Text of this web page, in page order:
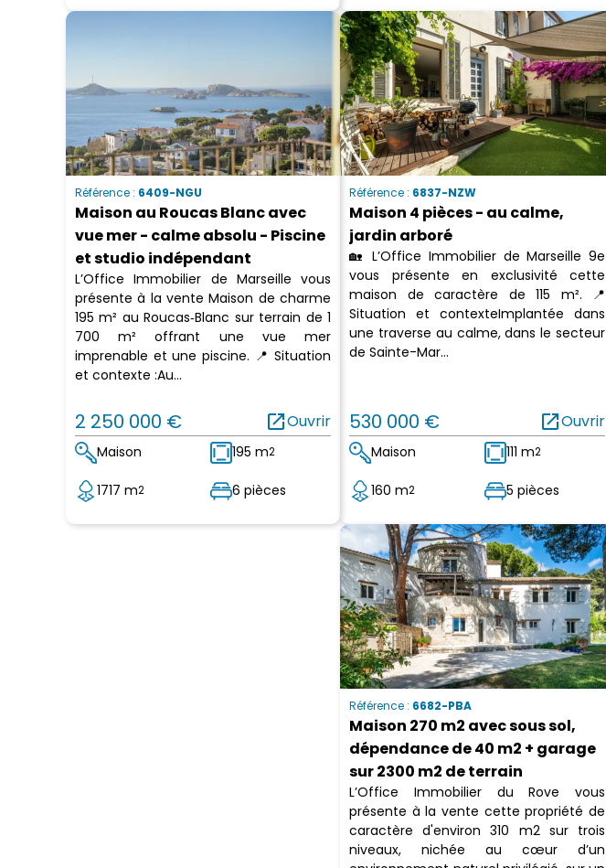
Référence : 6409-NGU
Maison au Roucas Blanc avec
vue mer - calme absolu - Piscine
et studio indépendant
L’Office Immobilier de Marseille vous
présente à la vente Maison de charme
195 m² au Roucas‑Blanc sur terrain de 1
700 m² offrant une vue mer
imprenable et une piscine. 📍 Situation
et contexte :Au...
2 250 000 € open_in_newOuvrir
Maison 195 m2
1717 m2 6 pièces
Référence : 6837-NZW
Maison 4 pièces - au calme,
jardin arboré
🏡 L’Office Immobilier de Marseille 9e
vous présente en exclusivité cette
maison de caractère de 115 m². 📍
Situation et contexteImplantée dans
une traverse au calme, dans le secteur
de Sainte-Mar...
530 000 € open_in_newOuvrir
Maison 111 m2
160 m2 5 pièces
Référence : 6682-PBA
Maison 270 m2 avec sous sol,
dépendance de 40 m2 + garage
sur 2300 m2 de terrain
L’Office Immobilier du Rove vous
présente à la vente cette propriété de
caractère d'environ 310 m2 sur trois
niveaux, nichée au cœur d’un